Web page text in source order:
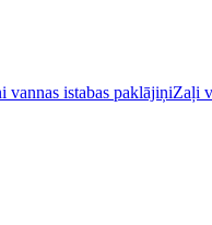
vannas istabas paklājiņiZaļi